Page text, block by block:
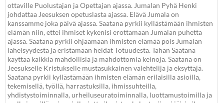
ottaville Puolustajan ja Opettajan ajassa. Jumalan Pyhä Henki
johdattaa Jeesuksen opetuslasta ajassa. Elävä Jumala on
kanssamme joka päivä ajassa. Saatana pyrkii kyllästämään ihmisten
elämän niin, ettei ihmiset kykenisi erottamaan Jumalan puhetta
ajassa. Saatana pyrkii ohjaamaan ihmisten elämää pois Jumalan
läheisyydestä ja eristämään heidät Totuudesta. Tähän Saatana
käyttää kaikkia mahdollisia ja mahdottomia keinoja. Saatana on
Jeesukselle Kristukselle mustasukkainen valehtelija ja eksyttäjä.
Saatana pyrkii kyllästämään ihmisten elämän erilaisilla asioilla,
tekemisellä, työllä, harrastuksilla, ihmissuhteilla,
yhdistystoiminnalla, urheiluseuratoiminnalla, luottamustoimilla ja